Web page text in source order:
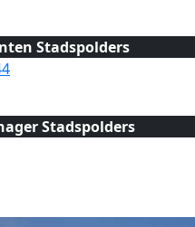
Stadspolders
Stadspolders